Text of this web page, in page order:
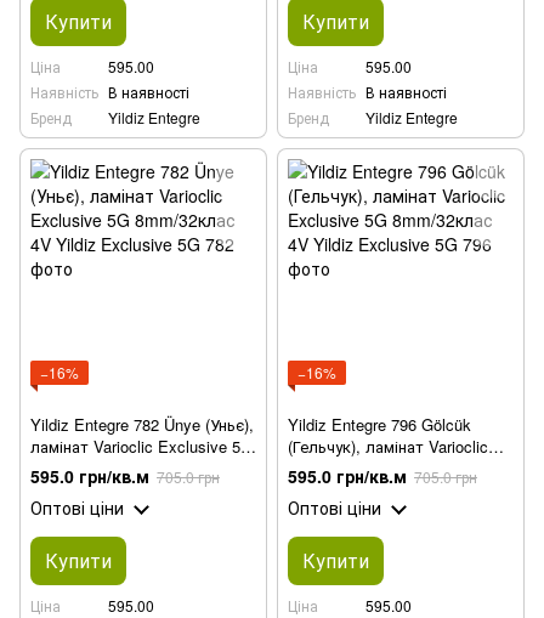
Купити
Ціна
595.00
Наявність В наявності
Бренд
Yildiz Entegre
Купити
Ціна
595.00
Наявність В наявності
Бренд
Yildiz Entegre
−16%
Yildiz Entegre 782 Ünye (Уньє),
ламінат Varioclic Exclusive 5G
8mm/32клас 4V
595.0 грн/кв.м 705.0 грн
Оптові ціни
Купити
Ціна
595.00
−16%
Yildiz Entegre 796 Gölcük
(Гельчук), ламінат Varioclic
Exclusive 5G 8mm/32клас 4V
595.0 грн/кв.м 705.0 грн
Оптові ціни
Купити
Ціна
595.00